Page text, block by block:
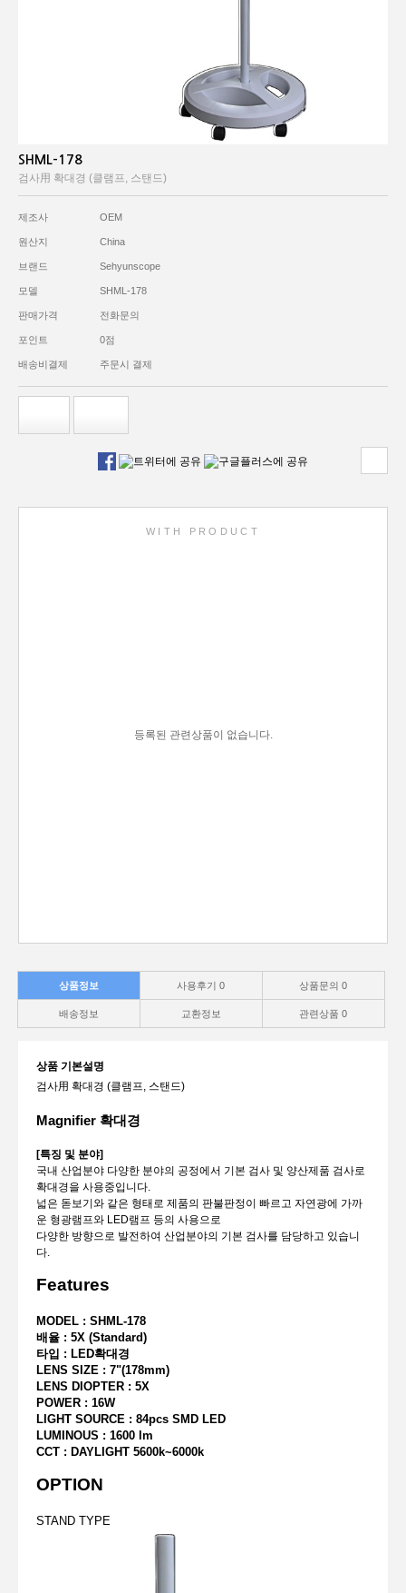
SHML-178
검사用 확대경 (클램프, 스탠드)
제조사 OEM
원산지 China
브랜드 Sehyunscope
모델 SHML-178
판매가격 전화문의
포인트 0점
배송비결제 주문시 결제
WITH PRODUCT
등록된 관련상품이 없습니다.
상품정보 사용후기0 상품문의0
배송정보 교환정보 관련상품0
상품 기본설명
검사用 확대경 (클램프, 스탠드)
Magnifier 확대경
[특징 및 분야]
국내 산업분야 다양한 분야의 공정에서 기본 검사 및 양산제품 검사로
확대경을 사용중입니다.
넓은 돋보기와 같은 형태로 제품의 판불판정이 빠르고 자연광에 가까
운 형광램프와 LED램프 등의 사용으로
다양한 방향으로 발전하여 산업분야의 기본 검사를 담당하고 있습니
다.
Features
MODEL : SHML-178
배율 : 5X (Standard)
타입 : LED확대경
LENS SIZE : 7"(178mm)
LENS DIOPTER : 5X
POWER : 16W
LIGHT SOURCE : 84pcs SMD LED
LUMINOUS : 1600 lm
CCT : DAYLIGHT 5600k~6000k
OPTION
STAND TYPE